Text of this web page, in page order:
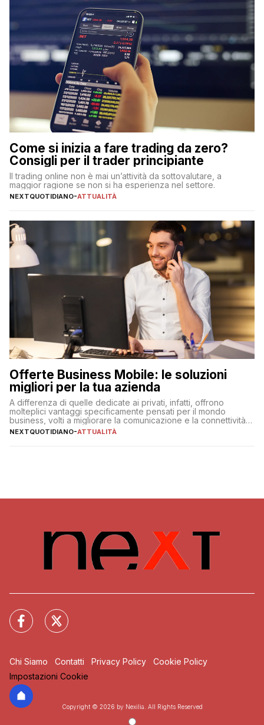
Come si inizia a fare trading da zero?
Consigli per il trader principiante
Il trading online non è mai un’attività da sottovalutare, a
maggior ragione se non si ha esperienza nel settore.
NEXTQUOTIDIANO-ATTUALITÀ
Offerte Business Mobile: le soluzioni
migliori per la tua azienda
A differenza di quelle dedicate ai privati, infatti, offrono
molteplici vantaggi specificamente pensati per il mondo
business, volti a migliorare la comunicazione e la connettività
degli utenti
NEXTQUOTIDIANO-ATTUALITÀ
Chi Siamo Contatti Privacy Policy
Cookie Policy
Impostazioni Cookie
Copyright © 2026 by Nexilia. All Rights Reserved